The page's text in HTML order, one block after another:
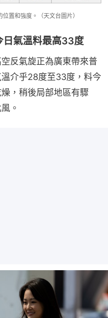
置和強度。（天文台圖片）
氣溫料最高33度
反氣旋正為廣東帶來普
介乎28度至33度，料今
，稍後局部地區有驟
。